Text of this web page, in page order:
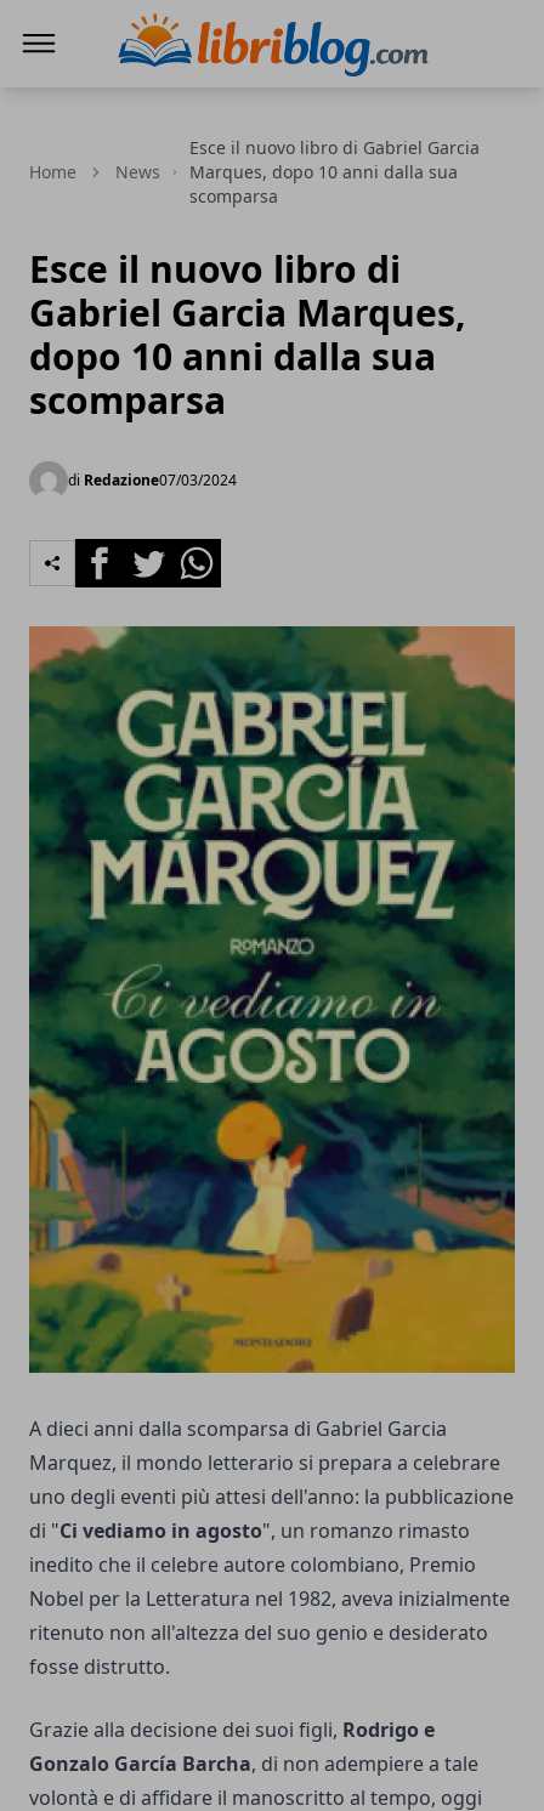
Home News
Esce il nuovo libro di Gabriel Garcia
Marques, dopo 10 anni dalla sua
scomparsa
Esce il nuovo libro di
Gabriel Garcia Marques,
dopo 10 anni dalla sua
scomparsa
di Redazione07/03/2024
FacebookTwitterWhatsapp
A dieci anni dalla scomparsa di Gabriel Garcia
Marquez, il mondo letterario si prepara a celebrare
uno degli eventi più attesi dell'anno: la pubblicazione
di "Ci vediamo in agosto", un romanzo rimasto
inedito che il celebre autore colombiano, Premio
Nobel per la Letteratura nel 1982, aveva inizialmente
ritenuto non all'altezza del suo genio e desiderato
fosse distrutto.
Grazie alla decisione dei suoi figli, Rodrigo e
Gonzalo García Barcha, di non adempiere a tale
volontà e di affidare il manoscritto al tempo, oggi